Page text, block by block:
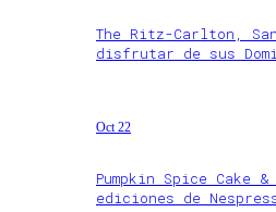
The Ritz-Carlton,
disfrutar de sus
Oct 22
Pumpkin Spice Cake
ediciones de